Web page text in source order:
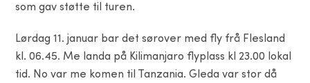
som gav støtte til turen.
Lørdag 11. januar bar det sørover med fly frå Flesland
kl. 06.45. Me landa på Kilimanjaro flyplass kl 23.00 lokal
tid. No var me komen til Tanzania. Gleda var stor då